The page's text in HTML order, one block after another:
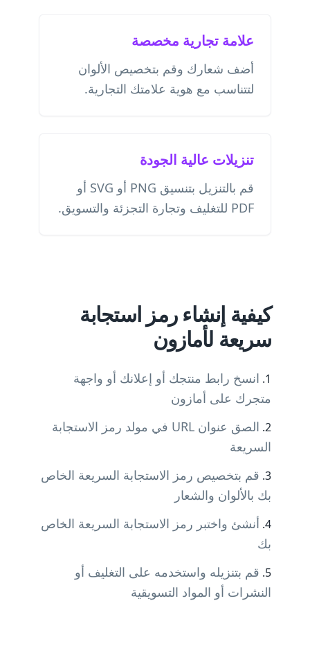
علامة تجارية مخصصة
أضف شعارك وقم بتخصيص الألوان
لتتناسب مع هوية علامتك التجارية.
تنزيلات عالية الجودة
قم بالتنزيل بتنسيق PNG أو SVG أو
PDF للتغليف وتجارة التجزئة والتسويق.
كيفية إنشاء رمز استجابة
سريعة لأمازون
انسخ رابط منتجك أو إعلانك أو واجهة
متجرك على أمازون
الصق عنوان URL في مولد رمز الاستجابة
السريعة
قم بتخصيص رمز الاستجابة السريعة الخاص
بك بالألوان والشعار
أنشئ واختبر رمز الاستجابة السريعة الخاص
بك
قم بتنزيله واستخدمه على التغليف أو
النشرات أو المواد التسويقية